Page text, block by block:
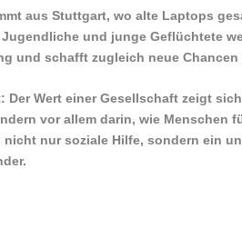
aus Stuttgart, wo alte Laptops
und junge Geflüchtete
und schafft zugleich neue
Der Wert einer Gesellschaft zeigt
vor allem darin, wie Menschen
nicht nur soziale Hilfe, sondern ein